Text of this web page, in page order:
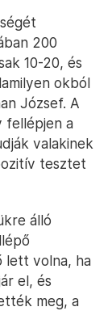
200
10-20, és
okból
József. A
fellépjen a
valakinek
tesztet
álló
lett volna, ha
el, és
meg, a